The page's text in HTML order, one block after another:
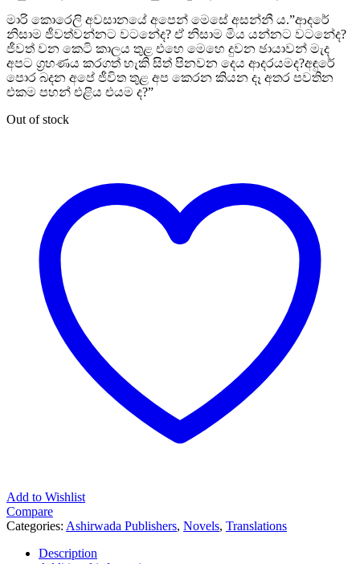
මාරි කොරෙලි අවසානයේ අපෙන් මෙසේ අසන්නී ය.”ආදරේ
නිසාම ජීවත්වන්නට වටනේද? ඒ නිසාම මිය යන්නට වටනේද?
ජීවත් වන කෙටි කාලය තුළ එහෙ මෙහෙ දුවන ඡායාවන් මැද
අපට ග්‍රහණය කරගත් හැකි සිත් පිනවන දෙය ආදරයමද?අඳුරේ
පොර බදන අපේ ජීවිත තුළ අප කෙරන කියන දෑ අතර පවතින
එකම පහන් එළිය එයම ද?”
Out of stock
Add to Wishlist
Compare
Categories: Ashirwada Publishers, Novels, Translations
Description